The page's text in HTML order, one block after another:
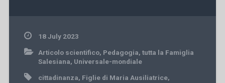
18 July 2023
Articolo scientifico, Pedagogia, tutta la Famiglia
Salesiana, Universale-mondiale
cittadinanza, Figlie di Maria Ausiliatrice,